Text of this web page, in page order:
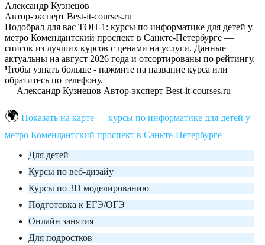
Александр Кузнецов
Автор-эксперт Best-it-courses.ru
Подобрал для вас ТОП-1: курсы по информатике для детей у
метро Комендантский проспект в Санкте-Петербурге —
список из лучших курсов с ценами на услуги. Данные
актуальны на август 2026 года и отсортированы по рейтингу.
Чтобы узнать больше - нажмите на название курса или
обратитесь по телефону.
— Александр Кузнецов Автор-эксперт Best-it-courses.ru
Показать на карте — курсы по информатике для детей у
метро Комендантский проспект в Санкте-Петербурге
Для детей
Курсы по веб-дизайу
Курсы по 3D моделированию
Подготовка к ЕГЭ/ОГЭ
Онлайн занятия
Для подростков